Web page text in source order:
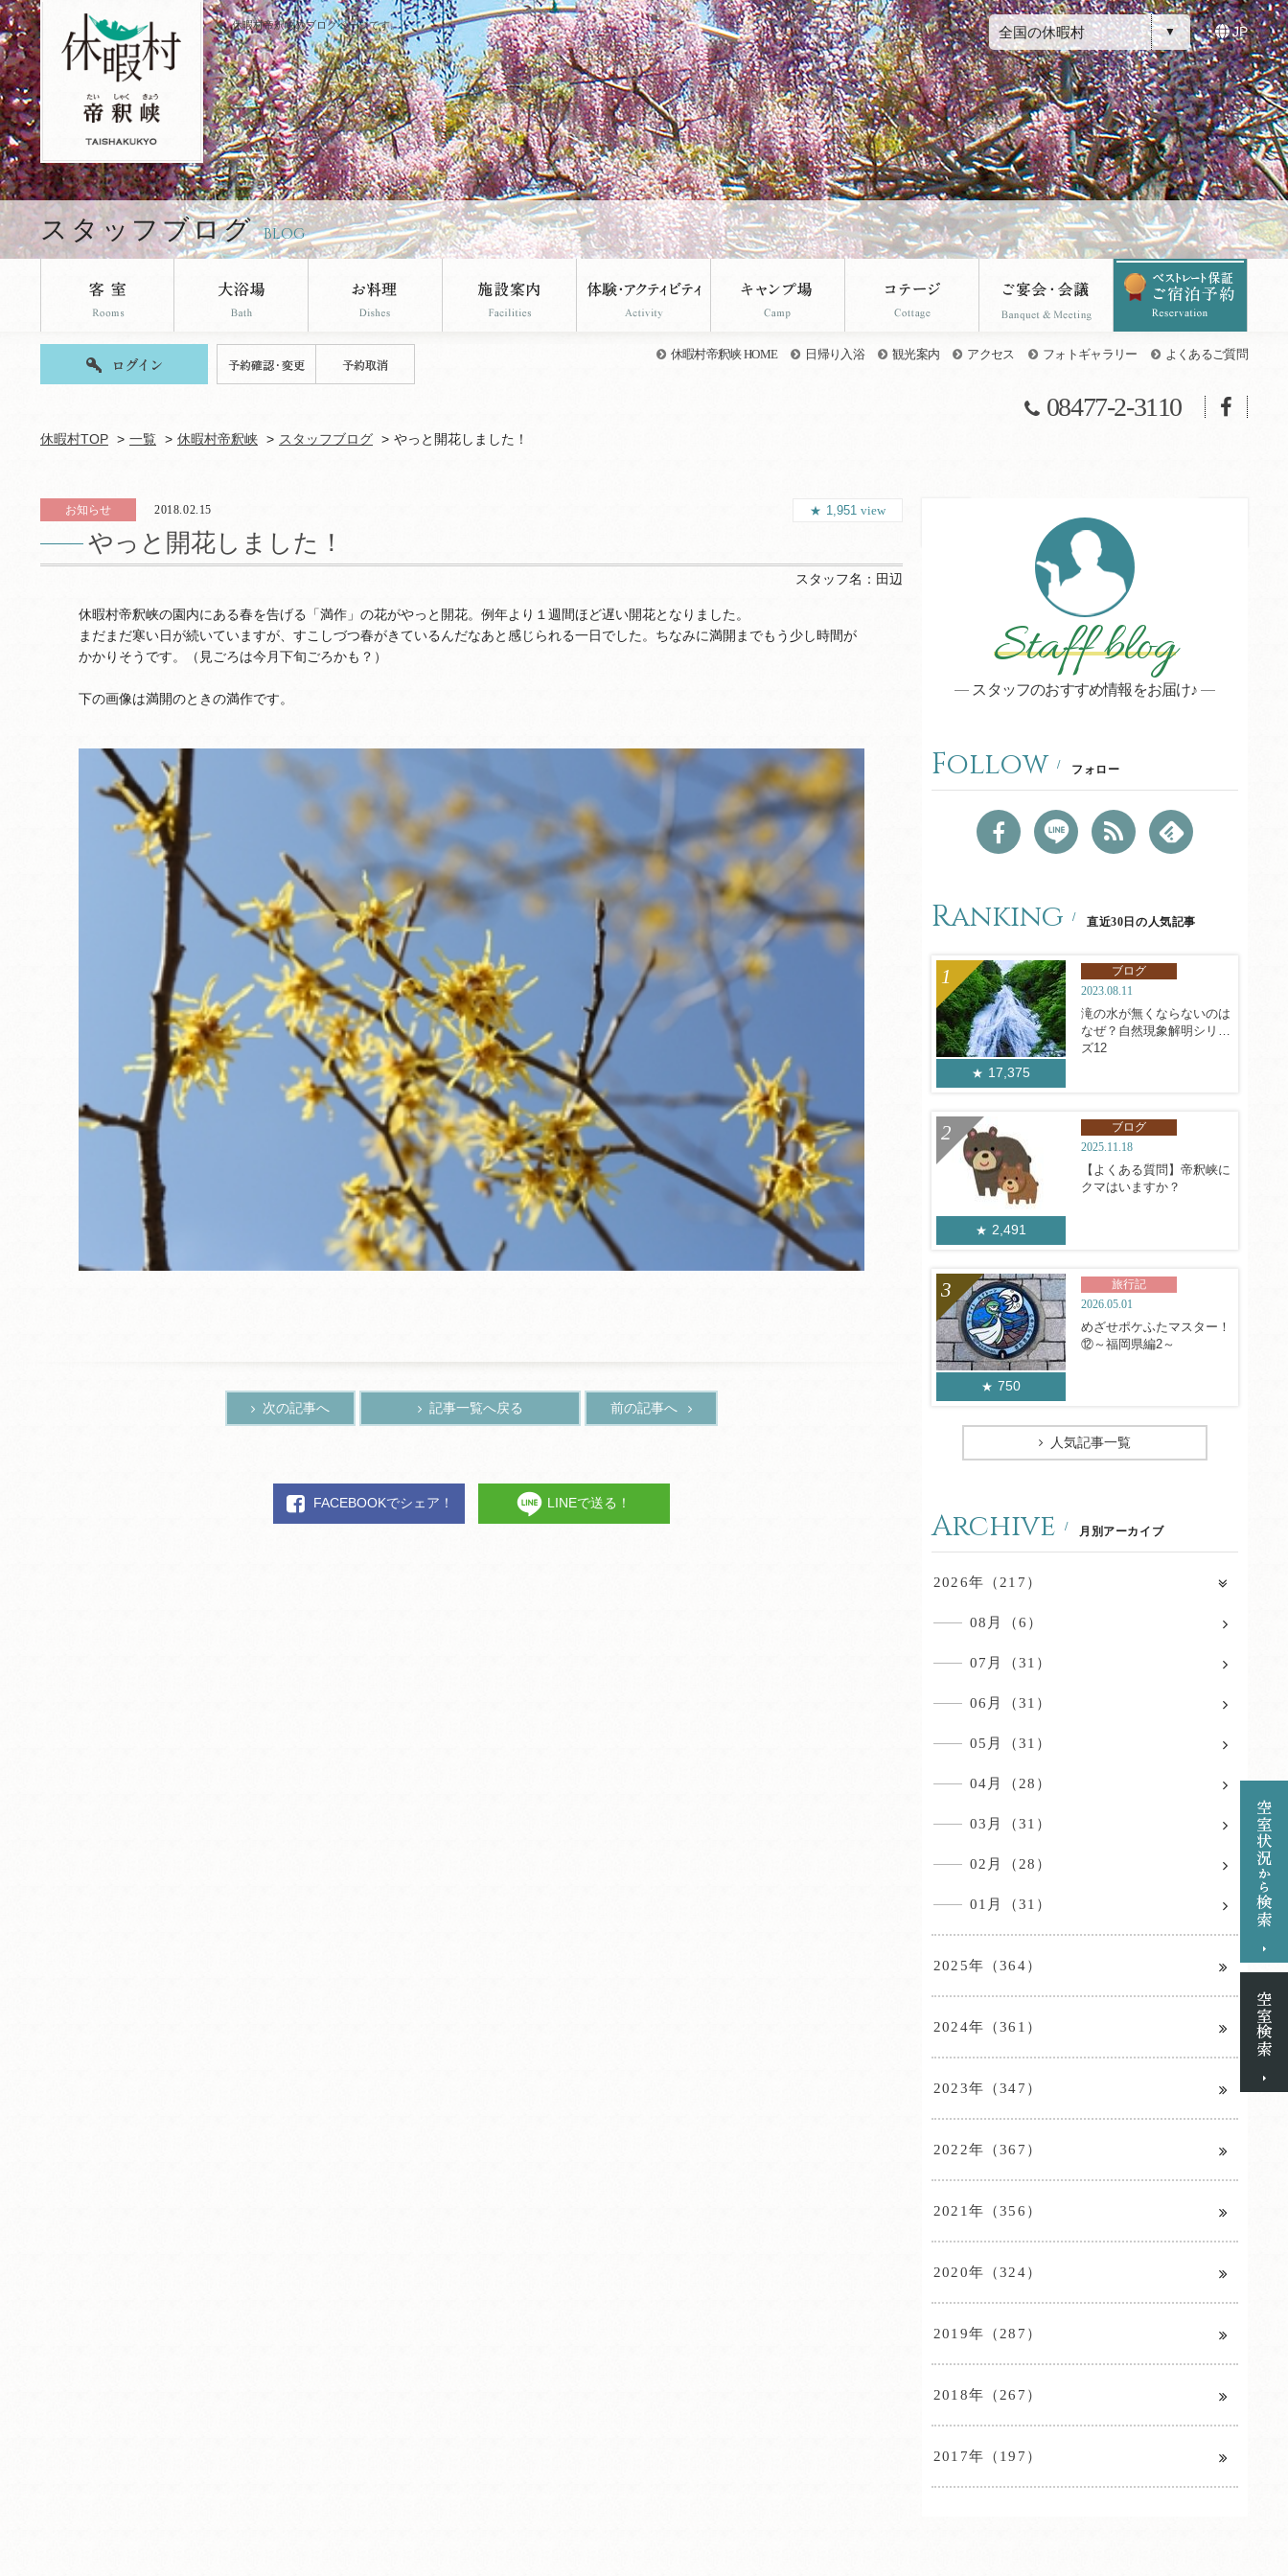
休暇村帝釈峡のブログページです。 全国の休暇村 JP
スタッフブログ BLOG
休暇村帝釈峡 HOME 日帰り入浴 観光案内 アクセス フォトギャラリー よくあるご質問
08477-2-3110
休暇村TOP 一覧 休暇村帝釈峡 スタッフブログ やっと開花しました！
お知らせ 2018.02.15
やっと開花しました！
1,951 view
スタッフ名： 田辺
休暇村帝釈峡の園内にある春を告げる「満作」の花がやっと開花。例年より１週間ほど遅い開花となりました。
まだまだ寒い日が続いていますが、すこしづつ春がきているんだなあと感じられる一日でした。ちなみに満開までもう少し時間が
かかりそうです。（見ごろは今月下旬ごろかも？）
下の画像は満開のときの満作です。
次の記事へ 記事一覧へ戻る 前の記事へ
FACEBOOKでシェア！ LINEで送る！
Staff blog
スタッフのおすすめ情報をお届け♪
Follow フォロー
Ranking 直近30日の人気記事
17,375
ブログ
2023.08.11
滝の水が無くならないのは
なぜ？自然現象解明シリー
ズ12
2,491
ブログ
2025.11.18
【よくある質問】帝釈峡に
クマはいますか？
750
旅行記
2026.05.01
めざせポケふたマスター！
⑫～福岡県編2～
人気記事一覧
Archive 月別アーカイブ
2026年（217）
08月（6）
07月（31）
06月（31）
05月（31）
04月（28）
03月（31）
02月（28）
01月（31）
2025年（364）
2024年（361）
2023年（347）
2022年（367）
2021年（356）
2020年（324）
2019年（287）
2018年（267）
2017年（197）